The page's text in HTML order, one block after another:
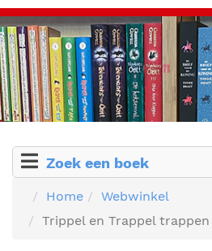
Zoek een boek
Home
Webwinkel
Trippel en Trappel